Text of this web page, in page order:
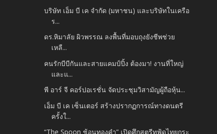
บริษัท เอ็ม บี เค จำกัด (มหาชน) และบริษัทในเครือ
ร...
ดร.หิมาลัย ผิวพรรณ ลงพื้นที่มอบถุงยังชีพช่วย
เหลื...
คนรักบีบีกันและสายแคมป์ปิ้ง ต้องมา! งานที่ใหญ่
และแ...
พี อาร์ จี คอร์ปอเรชั่น จัดประชุมวิสามัญผู้ถือหุ้น...
เอ็ม บี เค เซ็นเตอร์ สร้างปรากฏการณ์ทางดนตรี
ครั้งใ...
“The Spoon ช้อนทองคำ” เปิดศึกสตรีทฟู้ดไทยกระ